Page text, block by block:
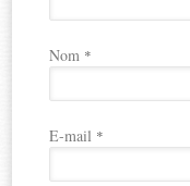
Nom *
E-mail *